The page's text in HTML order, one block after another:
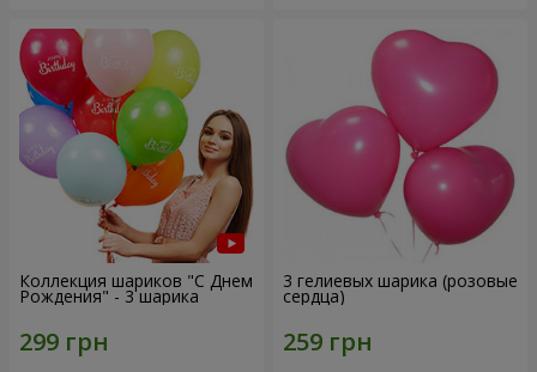
Коллекция шариков "С Днем
Рождения" - 3 шарика
3 гелиевых шарика (розовые
сердца)